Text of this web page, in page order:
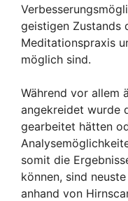
geistigen Zustands
Meditationspraxis
möglich sind.
Während vor allem
angekreidet wurde
gearbeitet hätten
somit die
können, sind
anhand von